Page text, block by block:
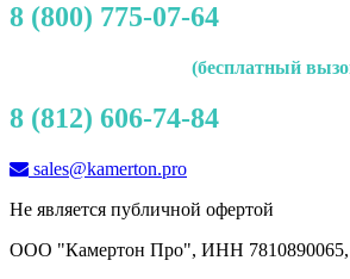
8 (800) 775-07-64
(бесплатный
8 (812) 606-74-84
sales@kamerton.pro
Не является публичной офертой
ООО "Камертон Про", ИНН 7810890065,